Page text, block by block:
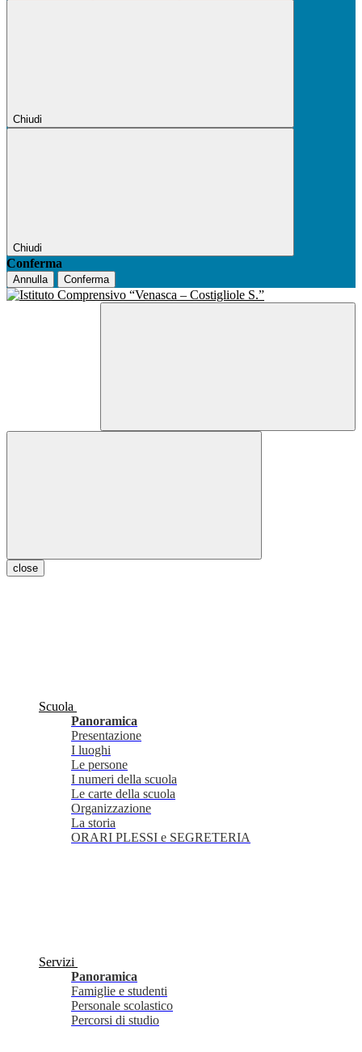
Chiudi
Chiudi
Conferma
Annulla Conferma
close
Scuola
Panoramica
Presentazione
I luoghi
Le persone
I numeri della scuola
Le carte della scuola
Organizzazione
La storia
ORARI PLESSI e SEGRETERIA
Servizi
Panoramica
Famiglie e studenti
Personale scolastico
Percorsi di studio